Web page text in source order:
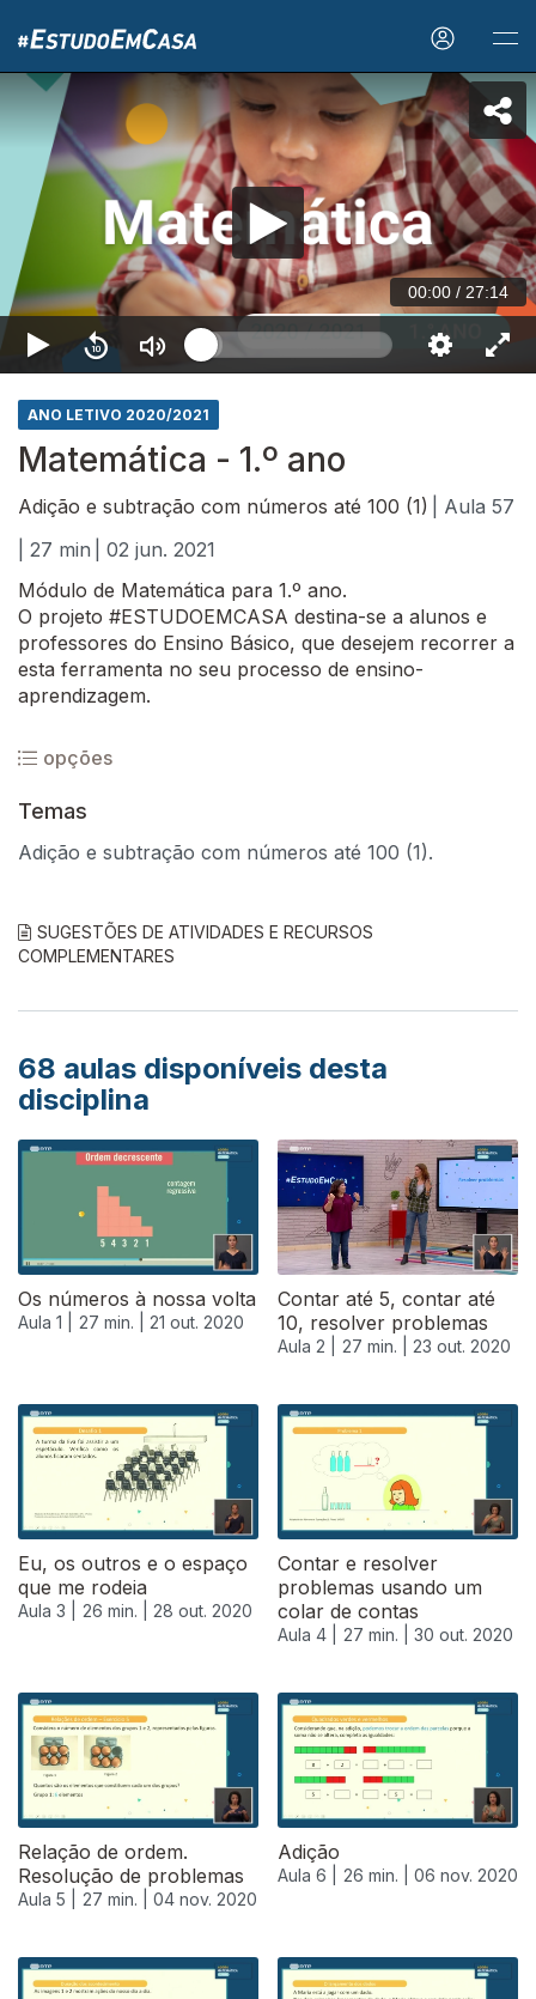
00:00 / 27:14
ANO LETIVO 2020/2021
Matemática - 1.º ano
Adição e subtração com números até 100 (1)
| Aula 57
| 27 min
| 02 jun. 2021
Módulo de Matemática para 1.º ano.
O projeto #ESTUDOEMCASA destina-se a alunos e
professores do Ensino Básico, que desejem recorrer a
esta ferramenta no seu processo de ensino-
aprendizagem.
opções
Temas
Adição e subtração com números até 100 (1).
SUGESTÕES DE ATIVIDADES E RECURSOS
COMPLEMENTARES
68 aulas disponíveis desta
disciplina
Os números à nossa volta
Aula 1 | 27 min. | 21 out. 2020
Contar até 5, contar até
10, resolver problemas
Aula 2 | 27 min. | 23 out. 2020
Eu, os outros e o espaço
que me rodeia
Aula 3 | 26 min. | 28 out. 2020
Contar e resolver
problemas usando um
colar de contas
Aula 4 | 27 min. | 30 out. 2020
Relação de ordem.
Resolução de problemas
Aula 5 | 27 min. | 04 nov. 2020
Adição
Aula 6 | 26 min. | 06 nov. 2020